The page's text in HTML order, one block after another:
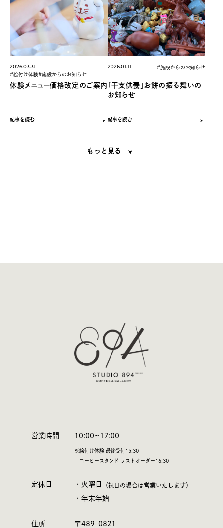
2026.03.31
#絵付け体験#施設からのお知らせ
体験メニュー価格改定のご案内
記事を読む
2026.01.11 #施設からのお知らせ
「干支供養」お餅の振る舞いの
お知らせ
記事を読む
もっと⾒る
営業時間 10:00~17:00
※絵付け体験 最終受付15:30
コーヒースタンド ラストオーダー16:30
定休日 ・火曜日 （祝日の場合は営業いたします）
・年末年始
住所
〒489-0821